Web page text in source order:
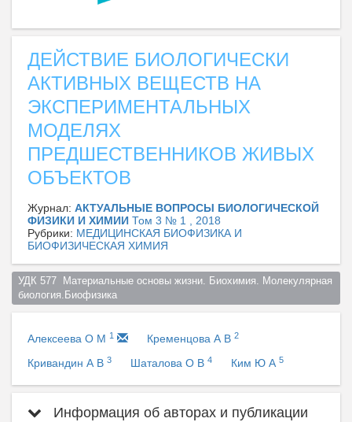
ДЕЙСТВИЕ БИОЛОГИЧЕСКИ
АКТИВНЫХ ВЕЩЕСТВ НА
ЭКСПЕРИМЕНТАЛЬНЫХ
МОДЕЛЯХ
ПРЕДШЕСТВЕННИКОВ ЖИВЫХ
ОБЪЕКТОВ
Журнал: АКТУАЛЬНЫЕ ВОПРОСЫ БИОЛОГИЧЕСКОЙ
ФИЗИКИ И ХИМИИ Том 3 № 1 , 2018
Рубрики: МЕДИЦИНСКАЯ БИОФИЗИКА И
БИОФИЗИЧЕСКАЯ ХИМИЯ
УДК 577  Материальные основы жизни. Биохимия. Молекулярная
биология.Биофизика
Алексеева О М 1 Кременцова А В 2
Кривандин А В 3 Шаталова О В 4 Ким Ю А 5
Информация об авторах и публикации